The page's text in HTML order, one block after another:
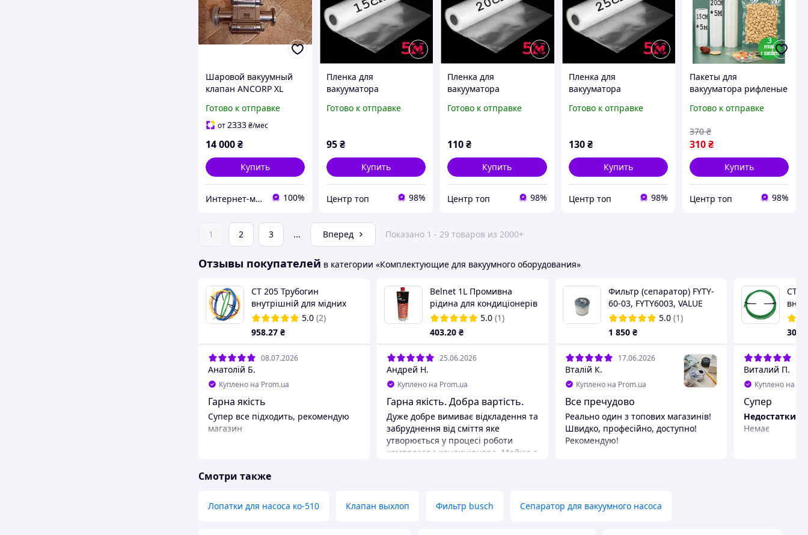
Шаровой вакуумный
клапан ANCORP XL
Готово к отправке
от2333₴/мес
14 000₴
Купить
Интернет-магазин "PriceShop" 100%
Пленка для
вакууматора
гофрированные
продуктов
Готово к отправке
95₴
Купить
Центр топ 98%
Пленка для
вакууматора
гофрированные
продуктов
Готово к отправке
110₴
Купить
Центр топ 98%
Пленка для
вакууматора
гофрированные
продуктов
Готово к отправке
130 ₴
Купить
Центр топ 98%
Пакеты для
вакууматора рифленые
гофрированные для
упаковщика
Готово к отправке
310₴
370 ₴
Купить
Центр топ 98%
1 2 3 ... Вперед Показано 1 - 29 товаров из 2000+
Отзывы покупателей в категории «Комплектующие для вакуумного оборудования»
CT 205 Трубогин
внутрішній для мідних
труб 1/4 3/8 1/2 5/8
5.0 (2)
958.27 ₴
08.07.2026
Анатолій Б.
Куплено на Prom.ua
Гарна якість
Супер все підходить, рекомендую
магазин
Belnet 1L Промивна
рідина для кондиціонерів
Errecom
5.0 (1)
403.20 ₴
25.06.2026
Андрей Н.
Куплено на Prom.ua
Гарна якість. Добра вартість.
Дуже добре вимиває відкладення та
забруднення від сміття яке
утворюється у процесі роботи
компресора кондиціонера. Майже з
Якісна рідина
Фильтр (сепаратор) FYTY-
60-03, FYTY6003, VALUE
FYTY-60-03, FYTY-60-03
VALUE вакуумного насоса
5.0 (1)
1 850 ₴
17.06.2026
Вталій К.
Куплено на Prom.ua
Все пречудово
Реально один з топових магазинів!
Швидко, професійно, доступно!
Рекомендую!
CT
труб
301
Виталий П.
Куплено на
Супер
Недостатки
Немає
Смотри также
Лопатки для насоса ко-510 Клапан выхлоп Фильтр busch Сепаратор для вакуумного насоса